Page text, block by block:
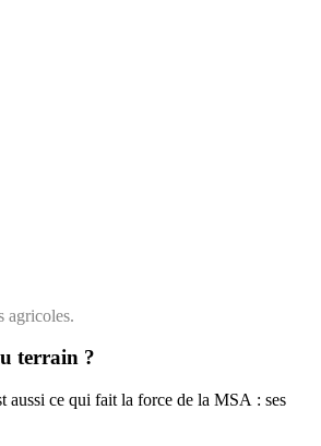
agricoles.
terrain ?
aussi ce qui fait la force de la MSA : ses